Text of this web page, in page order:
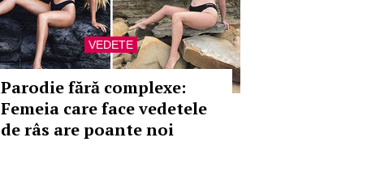
VEDETE
Parodie fără complexe:
Femeia care face vedetele
de râs are poante noi